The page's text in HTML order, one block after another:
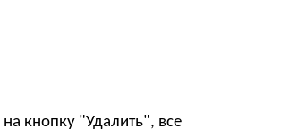
кнопку "Удалить", все